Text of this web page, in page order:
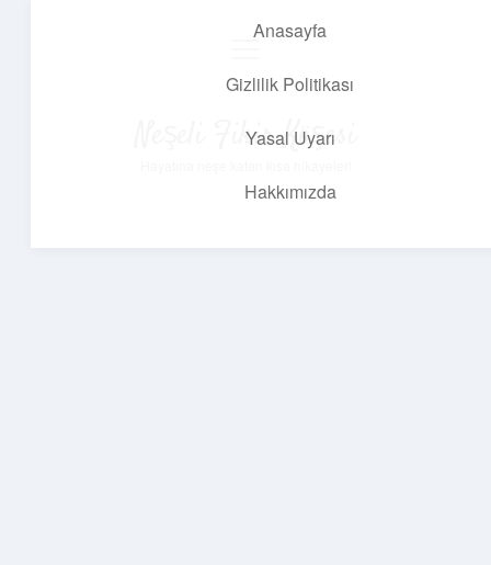
Anasayfa
Gizlilik Politikası
Yasal Uyarı
Hakkımızda
Neşeli Fikir Köşesi